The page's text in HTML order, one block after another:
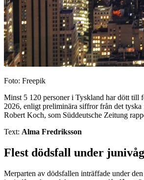
Foto: Freepik
Minst 5 120 personer i Tyskland har dött till
2026, enligt preliminära siffror från det
Robert Koch, som Süddeutsche Zeitung
Text: Alma Fredriksson
Flest dödsfall under
Merparten av dödsfallen inträffade under